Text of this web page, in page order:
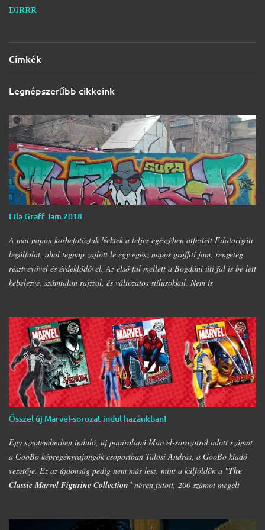
DIRRR
Címkék
Legnépszerűbb cikkeink
Fila Graff Jam 2018
A mai napon körbefotóztuk Nektek a teljes egészében átfestett Filatorigáti
legálfalat, ahol tegnap zajlott le egy egész napos graffiti jam, rengeteg
résztvevővel és érdeklődővel. Az első fal mellett a Bogdáni úti fal is be lett
kebelezve, számtalan rajzzal, és változatos stílusokkal. Nem is
Ősszel új Marvel-sorozat indul hazánkban!
Egy szeptemberben induló, új papíralapú Marvel-sorozatról adott számot
a GooBo képregényrajongók csoportban Tálosi András, a GooBo kiadó
vezetője. Ez az újdonság pedig nem más lesz, mint a külföldön a "The
Classic Marvel Figurine Collection" néven futott, 200 számot megélt
már volt hasonló kaliberű próbálkozás a DC figurákkal, de az a kísérlet